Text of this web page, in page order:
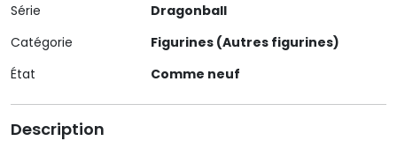
Série
Dragonball
Catégorie
Figurines (Autres figurines)
État
Comme neuf
Description